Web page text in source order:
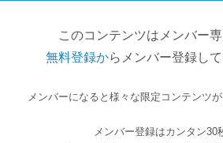
このコンテンツはメンバー専
無料登録からメンバー登録して
メンバーになると様々な限定コンテンツが
メンバー登録はカンタン30